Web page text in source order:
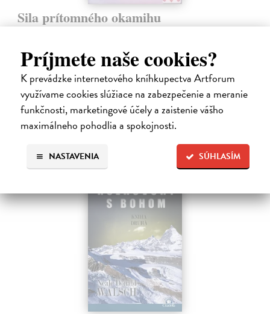
Príjmete naše cookies?
K prevádzke internetového kníhkupectva Artforum
využívame cookies slúžiace na zabezpečenie a meranie
funkčnosti, marketingové účely a zaistenie vášho
maximálneho pohodlia a spokojnosti.
SÚHLASÍM
NASTAVENIA
Sila prítomného okamihu
od jej prvého vydania. Dnes je svetovým bestsellerom, hoci ju autor
nepísal s úmyslom nadchnúť davy, ale podeliť sa s ľuďmi o svoje
poznanie.…
Dodávateľ nemá titul na sklade. Dodanie do cca. 30 dní.
12,60 €